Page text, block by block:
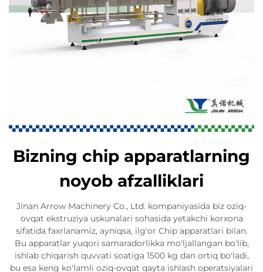
Bizning chip apparatlarning
noyob afzalliklari
Jinan Arrow Machinery Co., Ltd. kompaniyasida biz oziq-
ovqat ekstruziya uskunalari sohasida yetakchi korxona
sifatida faxrlanamiz, ayniqsa, ilg'or Chip apparatlari bilan.
Bu apparatlar yuqori samaradorlikka mo'ljallangan bo'lib,
ishlab chiqarish quvvati soatiga 1500 kg dan ortiq bo'ladi,
bu esa keng ko'lamli oziq-ovqat qayta ishlash operatsiyalari